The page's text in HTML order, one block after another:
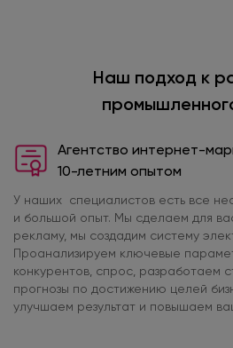
Наш подход к
Агентство интернет-
10-летним опытом
У наших специалистов есть все
и большой опыт. Мы сделаем для
рекламу, мы создадим систему
Проанализируем ключевые
конкурентов, спрос, разработаем
прогнозы по достижению целей
улучшаем результат и повышаем